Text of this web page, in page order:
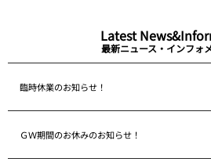
Latest
最新ニュース・インフォ
臨時休業のお知らせ！
ＧＷ期間のお休みのお知らせ！